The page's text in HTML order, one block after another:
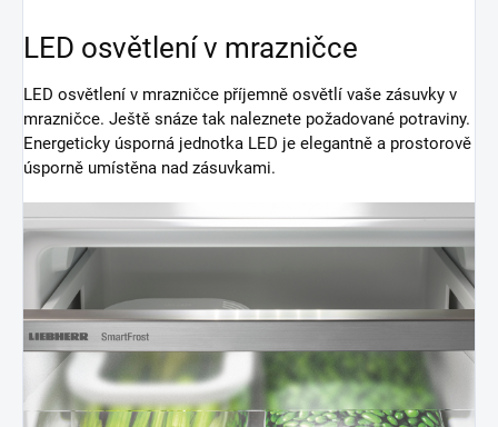
LED osvětlení v mrazničce
LED osvětlení v mrazničce příjemně osvětlí vaše zásuvky v
mrazničce. Ještě snáze tak naleznete požadované potraviny.
Energeticky úsporná jednotka LED je elegantně a prostorově
úsporně umístěna nad zásuvkami.